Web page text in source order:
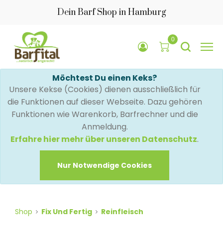
Dein Barf Shop in Hamburg
0
Möchtest Du einen Keks?
Unsere Kekse (Cookies) dienen ausschließlich für
die Funktionen auf dieser Webseite. Dazu gehören
Funktionen wie Warenkorb, Barfrechner und die
Anmeldung.
Erfahre hier mehr über unseren Datenschutz.
Nur Notwendige Cookies
Shop Fix Und Fertig Reinfleisch